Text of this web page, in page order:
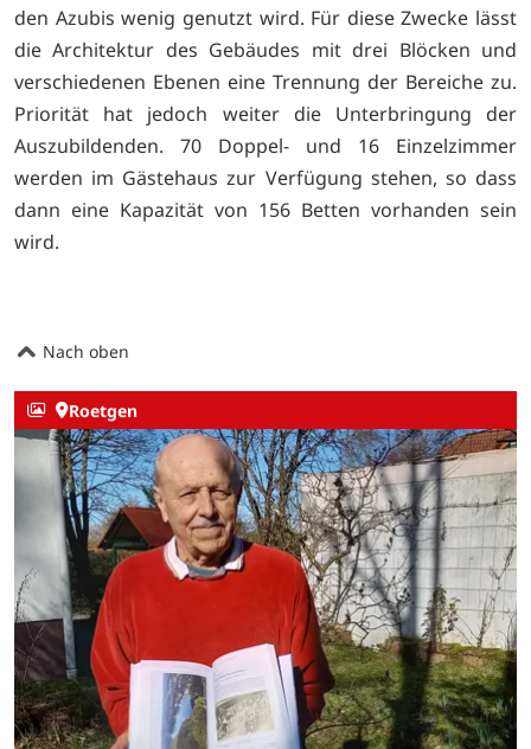
den Azubis wenig genutzt wird. Für diese Zwecke lässt
die Architektur des Gebäudes mit drei Blöcken und
verschiedenen Ebenen eine Trennung der Bereiche zu.
Priorität hat jedoch weiter die Unterbringung der
Auszubildenden. 70 Doppel- und 16 Einzelzimmer
werden im Gästehaus zur Verfügung stehen, so dass
dann eine Kapazität von 156 Betten vorhanden sein
wird.
Nach oben
Roetgen